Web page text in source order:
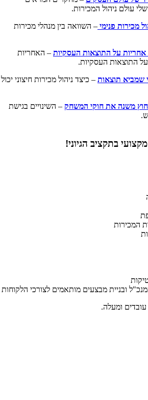
עולם ניהול המכירות.
מכירות פנימי – השוואה בין מנהלי מכירות
אחריות על התוצאות העסקיות – האחריות
על התוצאות העסקיות.
שמביא תוצאות – כיצד ניהול מכירות חיצוני יכול
חוץ משנה את חוקי המשחק – השינויים בגישת
בתקציב הגיוני!
המכירות
ובניית מבצעים מותאמים לצורכי הלקוחות